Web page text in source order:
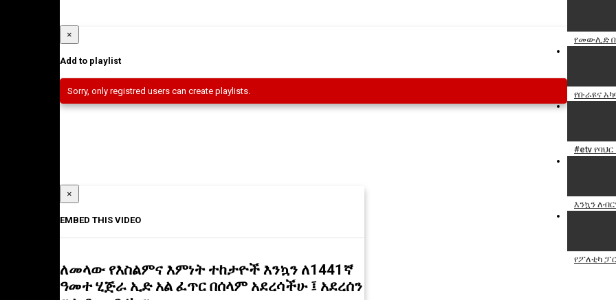
የመውሊድ
የቡራዩና
#etv
እንኳን
የፖለቲካ
×
Add to playlist
Sorry, only registred users can create playlists.
×
EMBED THIS VIDEO
ለመላው የእስልምና እምነት ተከታዮች እንኳን ለ1441ኛ
ዓመተ ሂጅራ ኢድ አል ፈጥር በሰላም አደረሳችሁ ፤ አደረሰን